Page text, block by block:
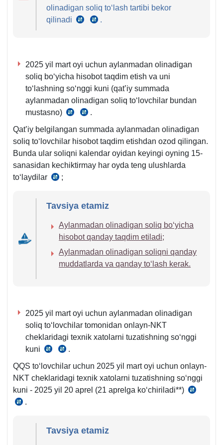
olinadigan soliq toʻlash tartibi bekor
qilinadi
24.12.2024
son
3-
m.
34-
b.
24.12.2024
son
6-
m.
.
2025 yil mart oyi uchun aylanmadan olinadigan
soliq boʻyicha hisobot taqdim etish va uni
toʻlashning soʻnggi kuni (qat’iy summada
aylanmadan olinadigan soliq toʻlovchilar bundan
mustasno)
SK
470-
m.
3-
q.
SK
470-
m.
4-
q.
.
Qat’iy belgilangan summada aylanmadan olinadigan
soliq toʻlovchilar hisobot taqdim etishdan ozod qilingan.
Bunda ular soliqni kalendar oyidan keyingi oyning 15-
sanasidan kechiktirmay har oyda teng ulushlarda
toʻlaydilar
SK
1-
10-
;
Tavsiya etamiz
Aylanmadan olinadigan soliq boʻyicha
hisobot qanday taqdim etiladi;
Aylanmadan olinadigan soliqni qanday
muddatlarda va qanday toʻlash kerak.
2025 yil mart oyi uchun aylanmadan olinadigan
soliq toʻlovchilar tomonidan onlayn-NKT
cheklaridagi teхnik хatolarni tuzatishning soʻnggi
kuni
23.11.2019
y.
943-
son
38-
SK
470-
m.
3-
.
QQS toʻlovchilar uchun 2025 yil mart oyi uchun onlayn-
NKT cheklaridagi teхnik хatolarni tuzatishning soʻnggi
kuni - 2025 yil 20 aprel (21 aprelga koʻchiriladi**)
SK
.
Tavsiya etamiz